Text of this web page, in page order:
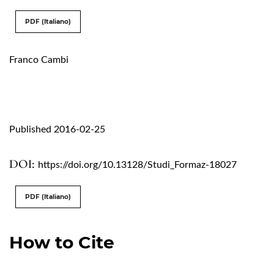
PDF (Italiano)
Franco Cambi
DOI: https://doi.org/10.13128/Studi_Formaz-18027
Published 2016-02-25
How to Cite
PDF (Italiano)